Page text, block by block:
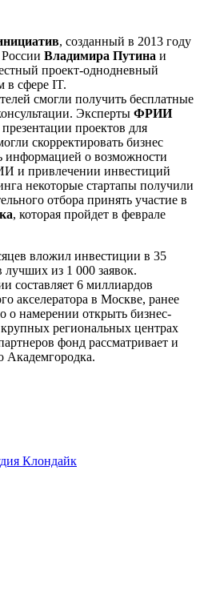
, созданный в 2013 году
Владимира Путина и
проект-однодневный
в сфере IT.
смогли получить бесплатные
Эксперты ФРИИ
проектов для
скорректировать бизнес
информацией о возможности
и привлечении инвестиций
некоторые стартапы получили
отбора принять участие в
, которая пройдет в феврале
вложил инвестиции в 35
лучших из 1 000 заявок.
составляет 6 миллиардов
акселератора в Москве, ранее
о намерении открыть бизнес-
региональных центрах
фонд рассматривает и
Академгородка.
Клондайк